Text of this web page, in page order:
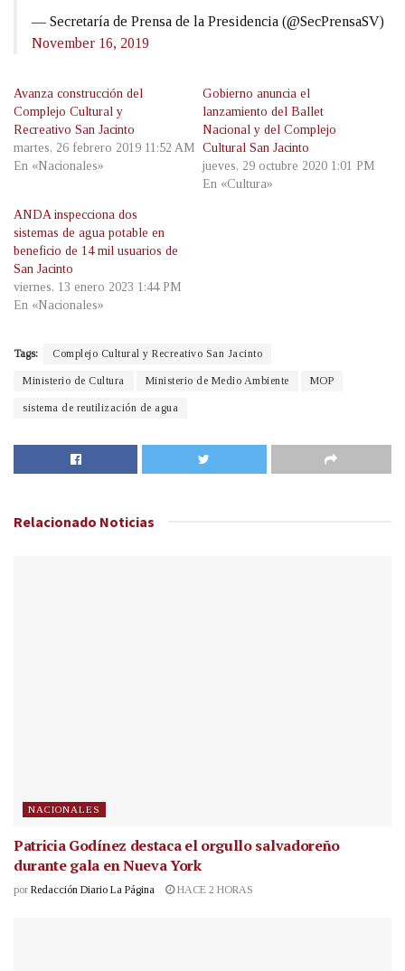
— Secretaría de Prensa de la Presidencia (@SecPrensaSV)
November 16, 2019
Avanza construcción del
Complejo Cultural y
Recreativo San Jacinto
martes, 26 febrero 2019 11:52 AM
En «Nacionales»
Gobierno anuncia el
lanzamiento del Ballet
Nacional y del Complejo
Cultural San Jacinto
jueves, 29 octubre 2020 1:01 PM
En «Cultura»
ANDA inspecciona dos
sistemas de agua potable en
beneficio de 14 mil usuarios de
San Jacinto
viernes, 13 enero 2023 1:44 PM
En «Nacionales»
Tags: Complejo Cultural y Recreativo San Jacinto
Ministerio de Cultura Ministerio de Medio Ambiente MOP
sistema de reutilización de agua
Relacionado Noticias
NACIONALES
Patricia Godínez destaca el orgullo salvadoreño
durante gala en Nueva York
por Redacción Diario La Página HACE 2 HORAS